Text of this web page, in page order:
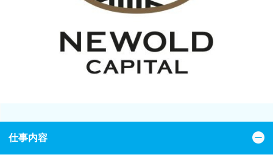
仕事内容